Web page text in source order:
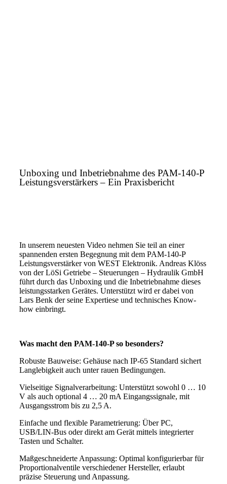
Unboxing und Inbetriebnahme des PAM-140-P
Leistungsverstärkers – Ein Praxisbericht
In unserem neuesten Video nehmen Sie teil an einer
spannenden ersten Begegnung mit dem PAM-140-P
Leistungsverstärker von WEST Elektronik. Andreas Klöss
von der LöSi Getriebe – Steuerungen – Hydraulik GmbH
führt durch das Unboxing und die Inbetriebnahme dieses
leistungsstarken Gerätes. Unterstützt wird er dabei von
Lars Benk der seine Expertiese und technisches Know-
how einbringt.
Was macht den PAM-140-P so besonders?
Robuste Bauweise: Gehäuse nach IP-65 Standard sichert
Langlebigkeit auch unter rauen Bedingungen.
Vielseitige Signalverarbeitung: Unterstützt sowohl 0 … 10
V als auch optional 4 … 20 mA Eingangssignale, mit
Ausgangsstrom bis zu 2,5 A.
Einfache und flexible Parametrierung: Über PC,
USB/LIN-Bus oder direkt am Gerät mittels integrierter
Tasten und Schalter.
Maßgeschneiderte Anpassung: Optimal konfigurierbar für
Proportionalventile verschiedener Hersteller, erlaubt
präzise Steuerung und Anpassung.